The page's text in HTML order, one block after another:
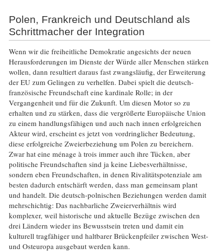
Polen, Frankreich und Deutschland als
Schrittmacher der Integration
Wenn wir die freiheitliche Demokratie angesichts der neuen
Herausforderungen im Dienste der Würde aller Menschen stärken
wollen, dann resultiert daraus fast zwangsläufig, der Erweiterung
der EU zum Gelingen zu verhelfen. Dabei spielt die deutsch-
französische Freundschaft eine kardinale Rolle; in der
Vergangenheit und für die Zukunft. Um diesen Motor so zu
erhalten und zu stärken, dass die vergrößerte Europäische Union
zu einem handlungsfähigen und auch nach innen erfolgreichen
Akteur wird, erscheint es jetzt von vordringlicher Bedeutung,
diese erfolgreiche Zweierbeziehung um Polen zu bereichern.
Zwar hat eine ménage à trois immer auch ihre Tücken, aber
politische Freundschaften sind ja keine Liebesverhältnisse,
sondern eben Freundschaften, in denen Rivalitätspotenziale am
besten dadurch entschärft werden, dass man gemeinsam plant
und handelt. Die deutsch-polnischen Beziehungen werden damit
mehrschichtig: Das nachbarliche Zweierverhältnis wird
komplexer, weil historische und aktuelle Bezüge zwischen den
drei Ländern wieder ins Bewusstsein treten und damit ein
kulturell tragfähiger und haltbarer Brückenpfeiler zwischen West-
und Osteuropa ausgebaut werden kann.